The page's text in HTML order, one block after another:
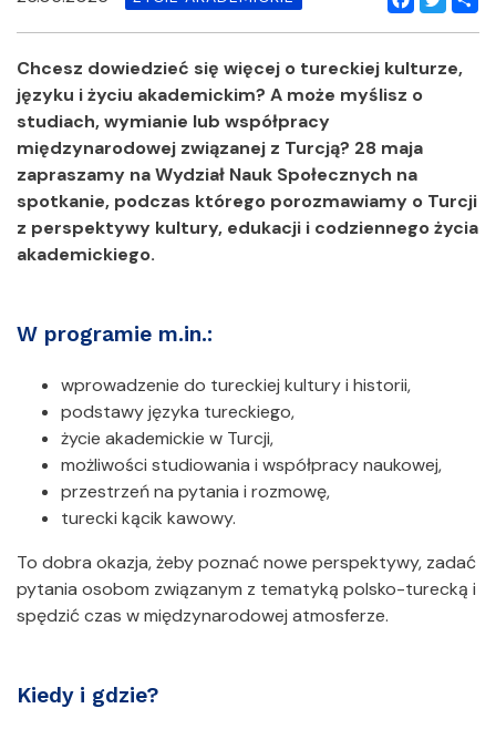
Facebook
Twitter
Chcesz dowiedzieć się więcej o tureckiej kulturze,
języku i życiu akademickim? A może myślisz o
studiach, wymianie lub współpracy
międzynarodowej związanej z Turcją? 28 maja
zapraszamy na Wydział Nauk Społecznych na
spotkanie, podczas którego porozmawiamy o Turcji
z perspektywy kultury, edukacji i codziennego życia
akademickiego.
W programie m.in.:
wprowadzenie do tureckiej kultury i historii,
podstawy języka tureckiego,
życie akademickie w Turcji,
możliwości studiowania i współpracy naukowej,
przestrzeń na pytania i rozmowę,
turecki kącik kawowy.
To dobra okazja, żeby poznać nowe perspektywy, zadać
pytania osobom związanym z tematyką polsko-turecką i
spędzić czas w międzynarodowej atmosferze.
Kiedy i gdzie?